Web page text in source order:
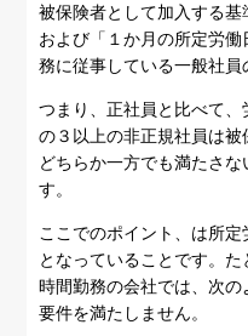
被保険者として加入する基
および「１か月の所定労
務に従事している一般社員
つまり、正社員と比べて
の３以上の非正規社員は被
どちらか一方でも満たさ
す。
ここでのポイント、は所
となっていることです。
時間勤務の会社では、次
要件を満たしません。